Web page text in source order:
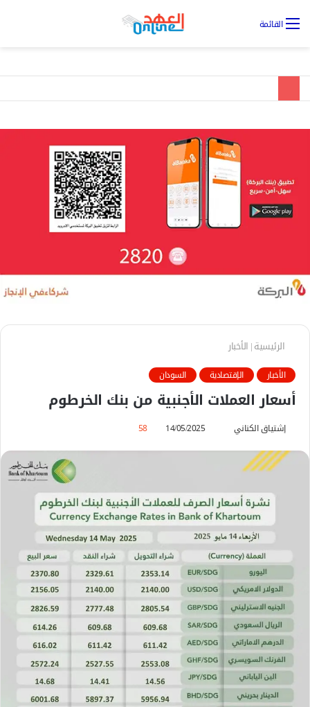
القائمة
الرئيسية| الأخبار
الأخبار الإقتصادية السودان
أسعار العملات الأجنبية من بنك الخرطوم
إشتياق الكناني
ب
ر
ي
د
ا
إ
ل
ك
14/05/2025
58